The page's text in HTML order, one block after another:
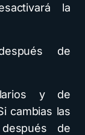
la
de
y de
cambias las
de